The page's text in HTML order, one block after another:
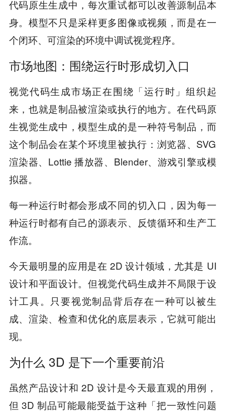
代码原生生成中，每次重试都可以改善源制品本
身。模型不只是采样更多图像或视频，而是在一
个闭环、可渲染的环境中调试视觉程序。
市场地图：围绕运行时形成切入口
视觉代码生成市场正在围绕「运行时」组织起
来，也就是制品被渲染或执行的地方。在代码原
生视觉生成中，模型生成的是一种符号制品，而
这个制品会在某个环境里被执行：浏览器、SVG
渲染器、Lottie 播放器、Blender、游戏引擎或模
拟器。
每一种运行时都会形成不同的切入口，因为每一
种运行时都有自己的源表示、反馈循环和生产工
作流。
今天最明显的应用是在 2D 设计领域，尤其是 UI
设计和平面设计。但视觉代码生成并不局限于设
计工具。只要视觉制品背后存在一种可以被生
成、渲染、检查和优化的底层表示，它就可能出
现。
为什么 3D 是下一个重要前沿
虽然产品设计和 2D 设计是今天最直观的用例，
但 3D 制品可能最能受益于这种「把一致性问题